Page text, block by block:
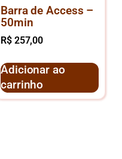
Barra de Access –
50min
R$257,00
Adicionar ao
carrinho